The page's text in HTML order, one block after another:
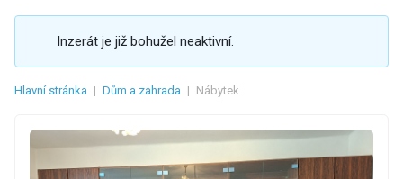
Inzerát je již bohužel neaktivní.
Hlavní stránka | Dům a zahrada | Nábytek